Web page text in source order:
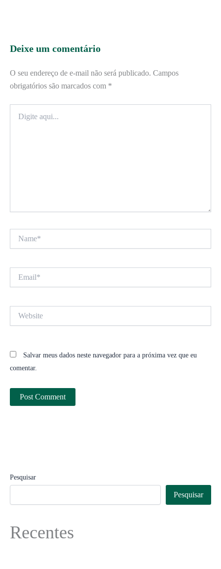
Deixe um comentário
O seu endereço de e-mail não será publicado. Campos
obrigatórios são marcados com *
aqui...
Salvar meus dados neste navegador para a próxima vez que eu
comentar.
Pesquisar
Pesquisar
Recentes